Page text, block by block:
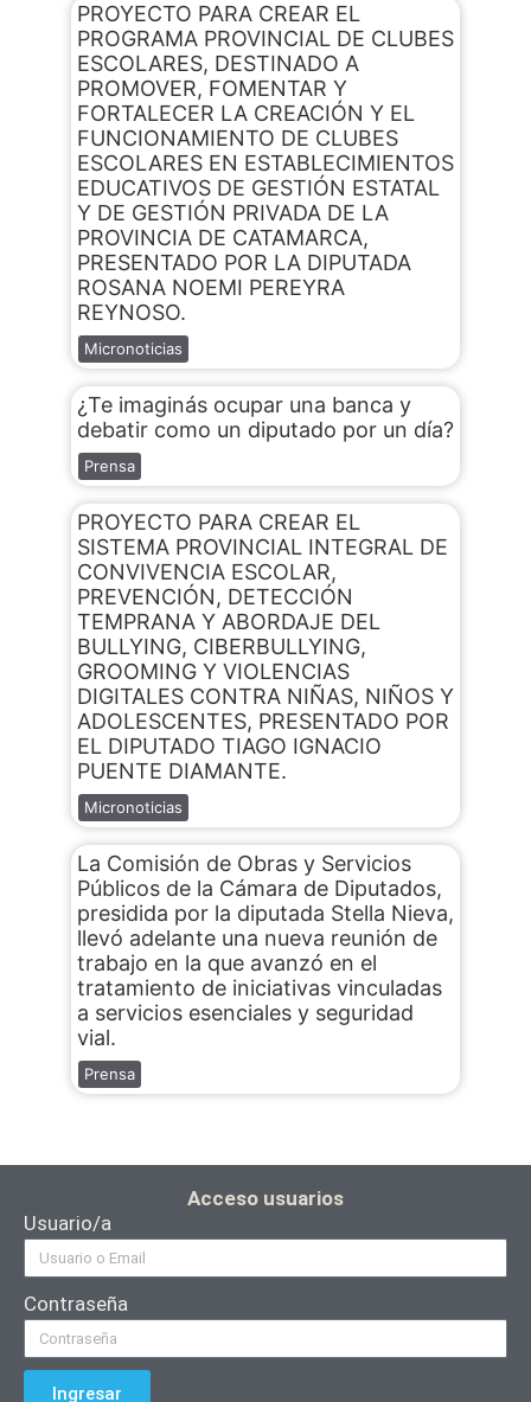
PROYECTO PARA CREAR EL
PROGRAMA PROVINCIAL DE CLUBES
ESCOLARES, DESTINADO A
PROMOVER, FOMENTAR Y
FORTALECER LA CREACIÓN Y EL
FUNCIONAMIENTO DE CLUBES
ESCOLARES EN ESTABLECIMIENTOS
EDUCATIVOS DE GESTIÓN ESTATAL
Y DE GESTIÓN PRIVADA DE LA
PROVINCIA DE CATAMARCA,
PRESENTADO POR LA DIPUTADA
ROSANA NOEMI PEREYRA
REYNOSO.
Micronoticias
¿Te imaginás ocupar una banca y
debatir como un diputado por un día?
Prensa
PROYECTO PARA CREAR EL
SISTEMA PROVINCIAL INTEGRAL DE
CONVIVENCIA ESCOLAR,
PREVENCIÓN, DETECCIÓN
TEMPRANA Y ABORDAJE DEL
BULLYING, CIBERBULLYING,
GROOMING Y VIOLENCIAS
DIGITALES CONTRA NIÑAS, NIÑOS Y
ADOLESCENTES, PRESENTADO POR
EL DIPUTADO TIAGO IGNACIO
PUENTE DIAMANTE.
Micronoticias
La Comisión de Obras y Servicios
Públicos de la Cámara de Diputados,
presidida por la diputada Stella Nieva,
llevó adelante una nueva reunión de
trabajo en la que avanzó en el
tratamiento de iniciativas vinculadas
a servicios esenciales y seguridad
vial.
Prensa
Acceso usuarios
Usuario/a
Contraseña
Ingresar